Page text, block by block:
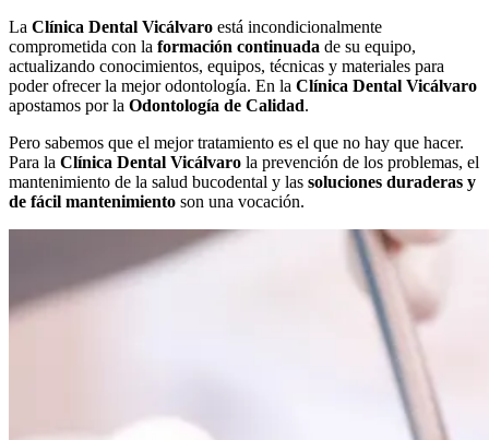
La Clínica Dental Vicálvaro está incondicionalmente
comprometida con la formación continuada de su equipo,
actualizando conocimientos, equipos, técnicas y materiales para
poder ofrecer la mejor odontología. En la Clínica Dental Vicálvaro
apostamos por la Odontología de Calidad.
Pero sabemos que el mejor tratamiento es el que no hay que hacer.
Para la Clínica Dental Vicálvaro la prevención de los problemas, el
mantenimiento de la salud bucodental y las soluciones duraderas y
de fácil mantenimiento son una vocación.